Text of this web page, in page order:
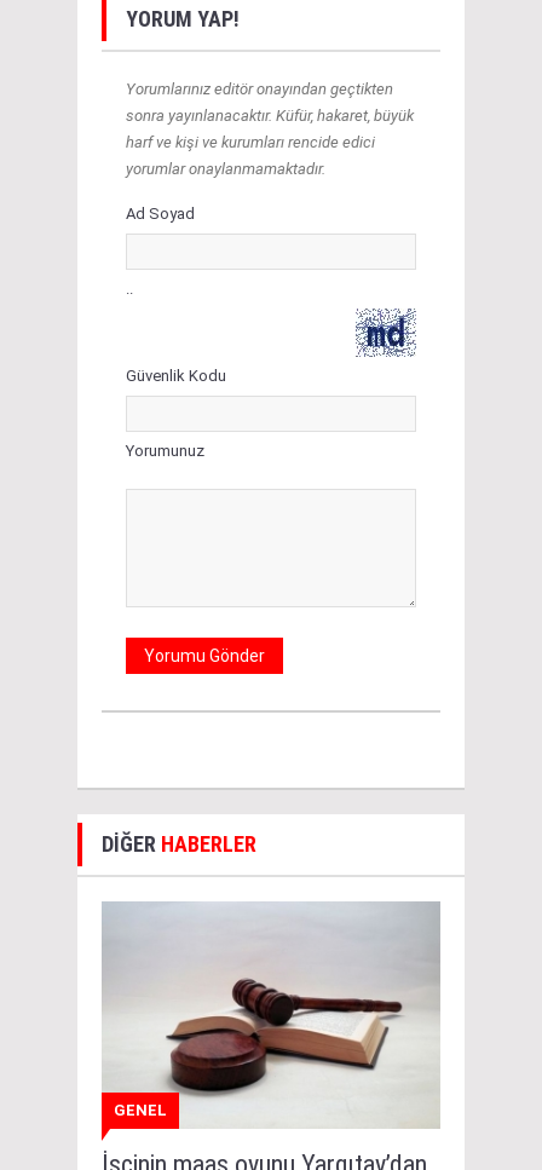
YORUM YAP!
Yorumlarınız editör onayından geçtikten
sonra yayınlanacaktır. Küfür, hakaret, büyük
harf ve kişi ve kurumları rencide edici
yorumlar onaylanmamaktadır.
Ad Soyad
Güvenlik Kodu
Yorumunuz
DİĞER HABERLER
GENEL